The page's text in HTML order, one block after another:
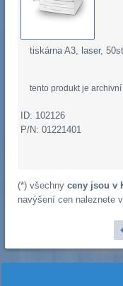
tiskárna A3, laser,
tento produkt je
ID: 102126
P/N: 01221401
(*) všechny ceny jsou v
navýšení cen naleznete